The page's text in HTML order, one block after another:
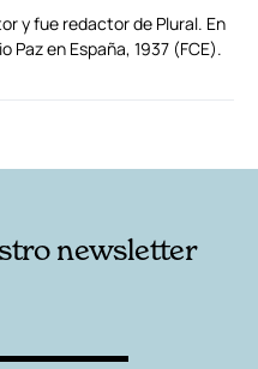
y fue redactor de Plural. En
en España, 1937 (FCE).
newsletter